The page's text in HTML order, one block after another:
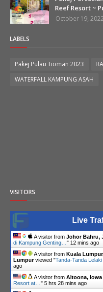
Reef Resort ~
October 19, 2022
LABELS
Pakej Pulau Tioman 2023
WATERFALL KAMPUNG ASAH
VISITORS
Live
A visitor from Johor Bahru,
di Kampung Genting… " 12 mins ago
A visitor from Kuala
Lumpurviewed "Tanda-Tanda
ago
A visitor from Altoona, Iowa
Resort at… " 5 hrs 28 mins ago